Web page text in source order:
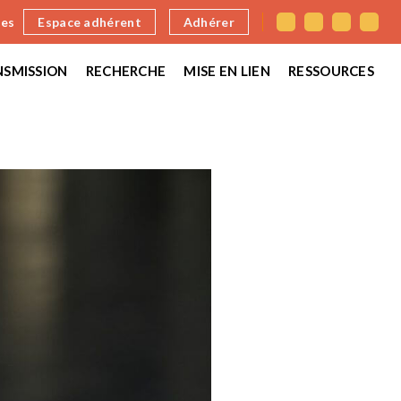
Espace adhérent Adhérer
RECHERCHE MISE EN LIEN RESSOURCES